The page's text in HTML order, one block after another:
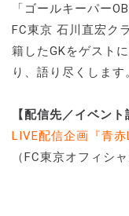
「ゴールキーパーOB
FC東京 石川直宏ク
籍したGKをゲスト
り、語り尽くします
【配信先／イベント
LIVE配信企画『青
（FC東京オフィシ